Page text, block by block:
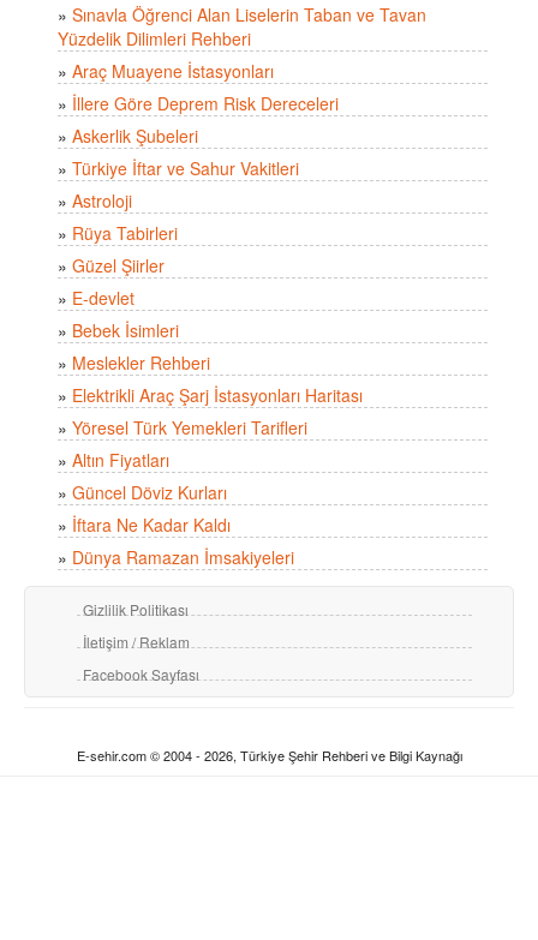
» Sınavla Öğrenci Alan Liselerin Taban ve Tavan
Yüzdelik Dilimleri Rehberi
» Araç Muayene İstasyonları
» İllere Göre Deprem Risk Dereceleri
» Askerlik Şubeleri
» Türkiye İftar ve Sahur Vakitleri
» Astroloji
» Rüya Tabirleri
» Güzel Şiirler
» E-devlet
» Bebek İsimleri
» Meslekler Rehberi
» Elektrikli Araç Şarj İstasyonları Haritası
» Yöresel Türk Yemekleri Tarifleri
» Altın Fiyatları
» Güncel Döviz Kurları
» İftara Ne Kadar Kaldı
» Dünya Ramazan İmsakiyeleri
Gizlilik Politikası
İletişim / Reklam
Facebook Sayfası
E-sehir.com © 2004 - 2026, Türkiye Şehir Rehberi ve Bilgi Kaynağı